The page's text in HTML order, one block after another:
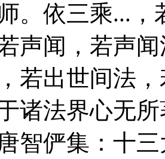
。依三乘...，
声闻，若声
若出世间法
诸法界心无
智俨集：十三